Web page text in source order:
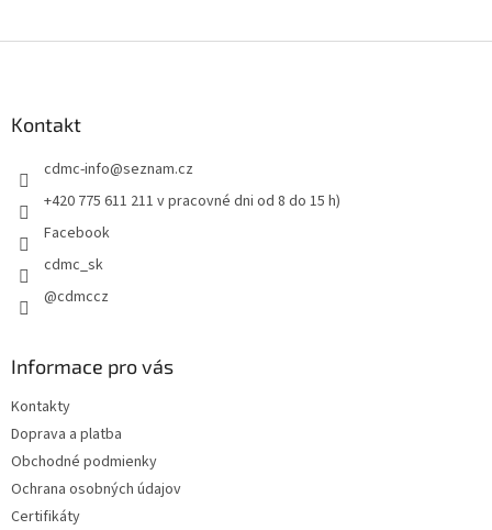
Kontakt
cdmc-info@seznam.cz
+420 775 611 211 v pracovné dni od 8 do 15 h)
Facebook
cdmc_sk
@cdmccz
Informace pro vás
Kontakty
Doprava a platba
Obchodné podmienky
Ochrana osobných údajov
Certifikáty